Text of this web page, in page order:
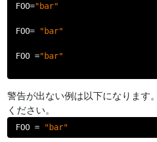
FOO="bar"
FOO= "bar"
FOO ="bar"
警告が出ない例は以下になります
ください。
FOO = "bar"